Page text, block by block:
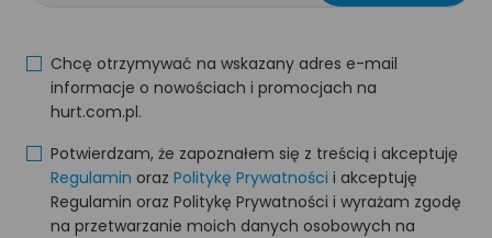
Chcę otrzymywać na wskazany adres e-mail
informacje o nowościach i promocjach na
hurt.com.pl.
Potwierdzam, że zapoznałem się z treścią i akceptuję
Regulamin oraz Politykę Prywatności i akceptuję
Regulamin oraz Politykę Prywatności i wyrażam zgodę
na przetwarzanie moich danych osobowych na